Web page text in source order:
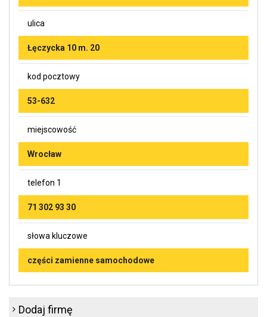
ulica
Łęczycka 10 m. 20
kod pocztowy
53-632
miejscowość
Wrocław
telefon 1
71 302 93 30
słowa kluczowe
części zamienne samochodowe
Dodaj firmę